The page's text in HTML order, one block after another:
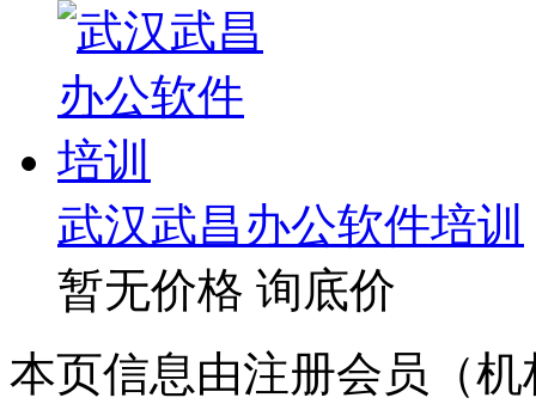
武汉武昌办公软件培训
暂无价格 询底价
本页信息由注册会员（